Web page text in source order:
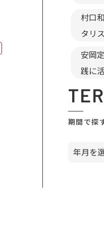
村口
タリ
安岡
践に
期間で探
年月を